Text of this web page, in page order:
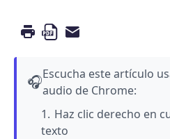
🎧Escucha este artículo
audio de Chrome:
Haz clic derecho en
texto